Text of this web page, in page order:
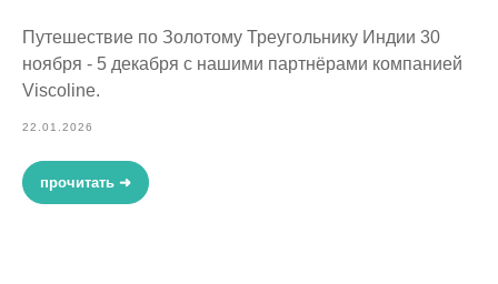
Путешествие по Золотому Треугольнику Индии 30
ноября - 5 декабря с нашими партнёрами компанией
Viscoline.
22.01.2026
прочитать ➜